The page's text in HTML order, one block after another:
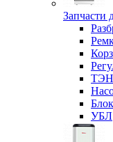
Запчасти
УБЛ